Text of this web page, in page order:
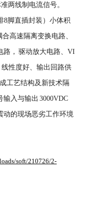
两线制电流信号。
8脚直插封装）小体积
高速隔离变换电路、
路， 驱动放大电路、VI
性度好、输出回路供
工艺结构及新技术隔
入与输出 3000VDC
动的现场恶劣工作环境
soft/210726/2-